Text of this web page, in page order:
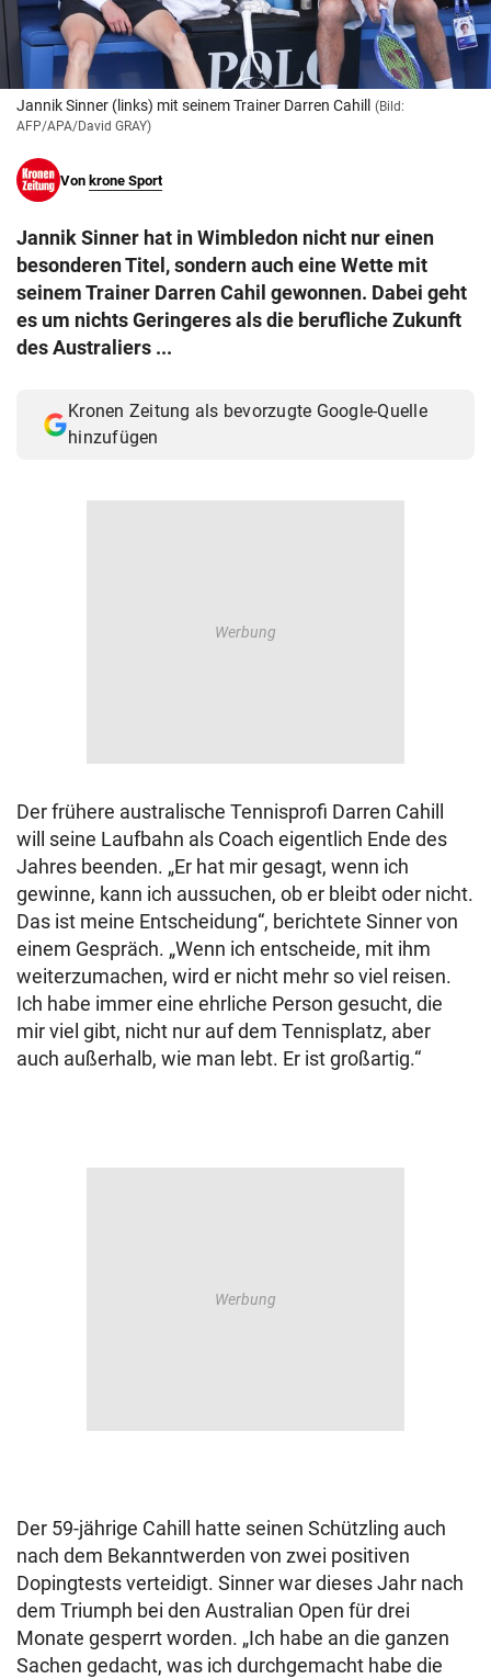
© Krone Multimedia GmbH & Co KG 2026
Muthgasse 2, 1190 Wien
Jannik Sinner (links) mit seinem Trainer Darren Cahill
(Bild:
AFP/APA/David GRAY)
Von krone Sport
Jannik Sinner hat in Wimbledon nicht nur einen
besonderen Titel, sondern auch eine Wette mit
seinem Trainer Darren Cahil gewonnen. Dabei geht
es um nichts Geringeres als die berufliche Zukunft
des Australiers ...
Kronen Zeitung als bevorzugte Google-Quelle
hinzufügen
Der frühere australische Tennisprofi Darren Cahill
will seine Laufbahn als Coach eigentlich Ende des
Jahres beenden. „Er hat mir gesagt, wenn ich
gewinne, kann ich aussuchen, ob er bleibt oder nicht.
Das ist meine Entscheidung“, berichtete Sinner von
einem Gespräch. „Wenn ich entscheide, mit ihm
weiterzumachen, wird er nicht mehr so viel reisen.
Ich habe immer eine ehrliche Person gesucht, die
mir viel gibt, nicht nur auf dem Tennisplatz, aber
auch außerhalb, wie man lebt. Er ist großartig.“
Der 59-jährige Cahill hatte seinen Schützling auch
nach dem Bekanntwerden von zwei positiven
Dopingtests verteidigt. Sinner war dieses Jahr nach
dem Triumph bei den Australian Open für drei
Monate gesperrt worden. „Ich habe an die ganzen
Sachen gedacht, was ich durchgemacht habe die